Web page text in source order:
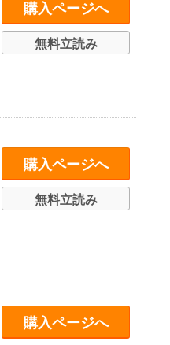
購入ページへ
無料立読み
購入ページへ
無料立読み
かむらたかし
購入ページへ